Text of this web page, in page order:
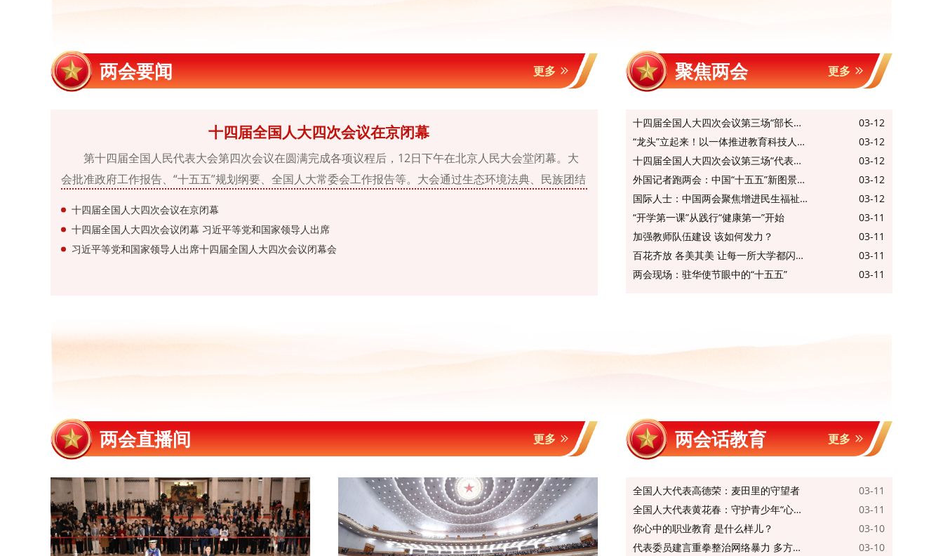
两会要闻 更多
十四届全国人大四次会议在京闭幕
第十四届全国人民代表大会第四次会议在圆满完成各项议程后，12日下午在北京人民大会堂闭幕。大
会批准政府工作报告、“十五五”规划纲要、全国人大常委会工作报告等。大会通过生态环境法典、民族团结
正等在主席台就座。
十四届全国人大四次会议在京闭幕
十四届全国人大四次会议闭幕 习近平等党和国家领导人出席
习近平等党和国家领导人出席十四届全国人大四次会议闭幕会
聚焦两会 更多
十四届全国人大四次会议第三场“部长通道”举行
2026-03-12 20:42:04
“龙头”立起来！以一体推进教育科技人才发展助推教育强国建设
2026-03-12 19:01:14
十四届全国人大四次会议第三场“代表通道”举行
2026-03-12 18:52:51
外国记者跑两会：中国“十五五”新图景中的世界机遇
2026-03-12 17:19:27
国际人士：中国两会聚焦增进民生福祉 提升百姓幸福感
2026-03-12 15:51:45
“开学第一课”从践行“健康第一”开始
2026-03-11 19:53:33
加强教师队伍建设 该如何发力？
2026-03-11 20:39:21
百花齐放 各美其美 让每一所大学都闪闪发光
2026-03-11 15:53:36
两会现场：驻华使节眼中的“十五五”
2026-03-11 16:04:55
两会直播间 更多 两会话教育 更多
全国人大代表高德荣：麦田里的守望者
2026-03-11 18:50:43
全国人大代表黄花春：守护青少年“心灵底色”
2026-03-11 18:52:40
你心中的职业教育 是什么样儿？
2026-03-10 17:35:58
代表委员建言重拳整治网络暴力 多方协同守护运动员合法权益
2026-03-10 19:47:03